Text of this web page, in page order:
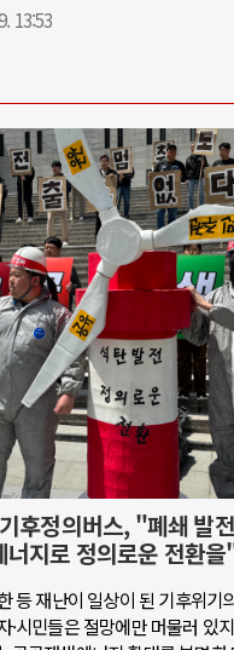
13:53
후정의버스, "폐쇄 발
너지로 정의로운 전환
등 재난이 일상이 된 기후위기
·시민들은 절망에만 머물러 있